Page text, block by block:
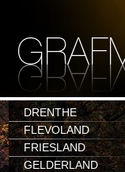
DRENTHE
FLEVOLAND
FRIESLAND
GELDERLAND